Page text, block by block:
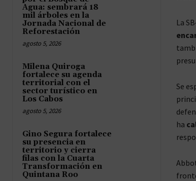
Agua: sembrará 18
mil árboles en la
Jornada Nacional de
Reforestación
agosto 5, 2026
Milena Quiroga
fortalece su agenda
territorial con el
sector turístico en
Los Cabos
agosto 5, 2026
Gino Segura fortalece
su presencia en
territorio y cierra
filas con la Cuarta
Transformación en
Quintana Roo
La
Se
ha